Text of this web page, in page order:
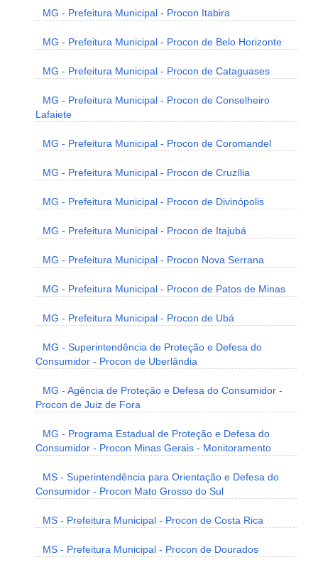
MG - Prefeitura Municipal - Procon Itabira
MG - Prefeitura Municipal - Procon de Belo Horizonte
MG - Prefeitura Municipal - Procon de Cataguases
MG - Prefeitura Municipal - Procon de Conselheiro
Lafaiete
MG - Prefeitura Municipal - Procon de Coromandel
MG - Prefeitura Municipal - Procon de Cruzília
MG - Prefeitura Municipal - Procon de Divinópolis
MG - Prefeitura Municipal - Procon de Itajubá
MG - Prefeitura Municipal - Procon Nova Serrana
MG - Prefeitura Municipal - Procon de Patos de Minas
MG - Prefeitura Municipal - Procon de Ubá
MG - Superintendência de Proteção e Defesa do
Consumidor - Procon de Uberlândia
MG - Agência de Proteção e Defesa do Consumidor -
Procon de Juiz de Fora
MG - Programa Estadual de Proteção e Defesa do
Consumidor - Procon Minas Gerais - Monitoramento
MS - Superintendência para Orientação e Defesa do
Consumidor - Procon Mato Grosso do Sul
MS - Prefeitura Municipal - Procon de Costa Rica
MS - Prefeitura Municipal - Procon de Dourados